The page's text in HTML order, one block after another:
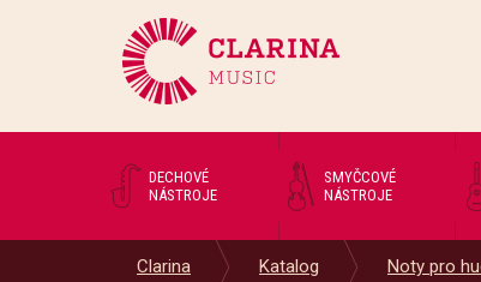
DECHOVÉ
NÁSTROJE
SMYČCOVÉ
NÁSTROJE
Clarina Katalog Noty pro